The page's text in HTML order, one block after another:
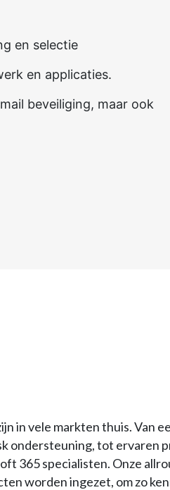
en selectie
en applicaties.
beveiliging, maar ook
in vele markten thuis. Van
ondersteuning, tot ervaren
365 specialisten. Onze
worden ingezet, om zo